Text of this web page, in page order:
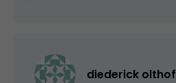
diederick